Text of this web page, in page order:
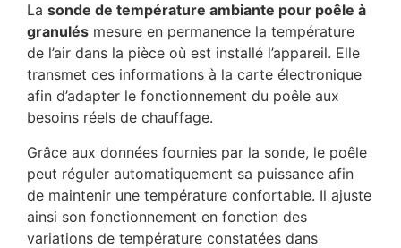
La sonde de température ambiante pour poêle à
granulés mesure en permanence la température
de l’air dans la pièce où est installé l’appareil. Elle
transmet ces informations à la carte électronique
afin d’adapter le fonctionnement du poêle aux
besoins réels de chauffage.
Grâce aux données fournies par la sonde, le poêle
peut réguler automatiquement sa puissance afin
de maintenir une température confortable. Il ajuste
ainsi son fonctionnement en fonction des
variations de température constatées dans